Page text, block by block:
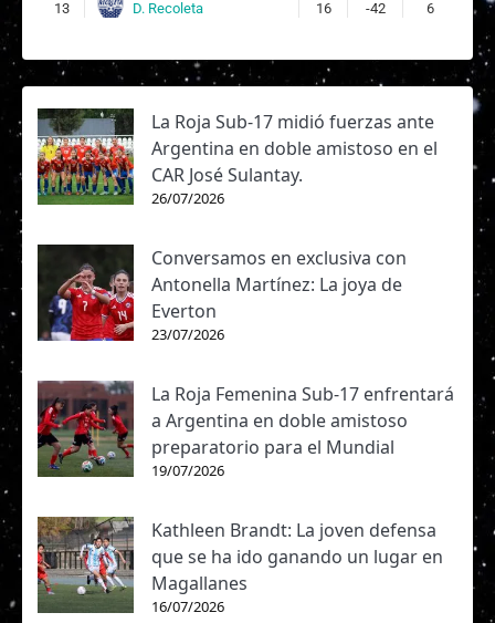
13 D. Recoleta 16 -42 6
La Roja Sub-17 midió fuerzas ante
Argentina en doble amistoso en el
CAR José Sulantay.
26/07/2026
Conversamos en exclusiva con
Antonella Martínez: La joya de
Everton
23/07/2026
La Roja Femenina Sub-17 enfrentará
a Argentina en doble amistoso
preparatorio para el Mundial
19/07/2026
Kathleen Brandt: La joven defensa
que se ha ido ganando un lugar en
Magallanes
16/07/2026